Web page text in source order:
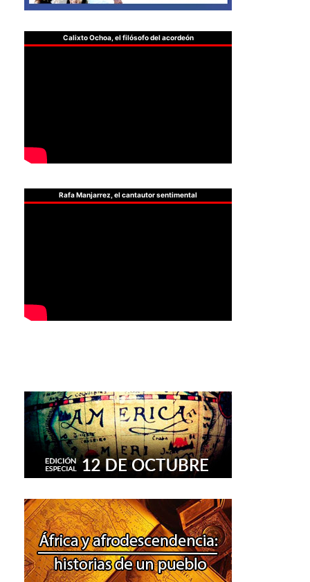
Calixto Ochoa, el filósofo del acordeón
Rafa Manjarrez, el cantautor sentimental